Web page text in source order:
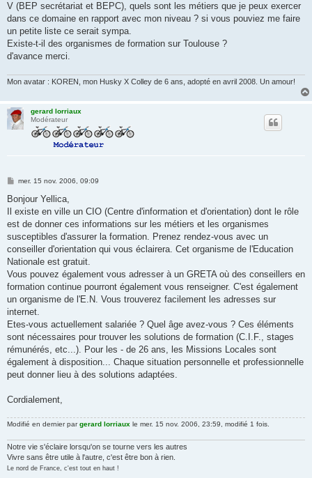
g
e
V (BEP secrétariat et BEPC), quels sont les métiers que je peux exercer
dans ce domaine en rapport avec mon niveau ? si vous pouviez me faire
un petite liste ce serait sympa.
Existe-t-il des organismes de formation sur Toulouse ?
d'avance merci.
Mon avatar : KOREN, mon Husky X Colley de 6 ans, adopté en avril 2008. Un amour!
gerard lorriaux
Modérateur
M
s
a
g
mer. 15 nov. 2006, 09:09
Bonjour Yellica,
Il existe en ville un CIO (Centre d'information et d'orientation) dont le rôle
est de donner ces informations sur les métiers et les organismes
susceptibles d'assurer la formation. Prenez rendez-vous avec un
conseiller d'orientation qui vous éclairera. Cet organisme de l'Education
Nationale est gratuit.
Vous pouvez également vous adresser à un GRETA où des conseillers en
formation continue pourront également vous renseigner. C'est également
un organisme de l'E.N. Vous trouverez facilement les adresses sur
internet.
Etes-vous actuellement salariée ? Quel âge avez-vous ? Ces éléments
sont nécessaires pour trouver les solutions de formation (C.I.F., stages
rémunérés, etc...). Pour les - de 26 ans, les Missions Locales sont
également à disposition... Chaque situation personnelle et professionnelle
peut donner lieu à des solutions adaptées.
Cordialement,
Modifié en dernier pargerard lorriaux le mer. 15 nov. 2006, 23:59, modifié 1 fois.
Notre vie s'éclaire lorsqu'on se tourne vers les autres
Vivre sans être utile à l'autre, c'est être bon à rien.
Le nord de France, c'est tout en haut !